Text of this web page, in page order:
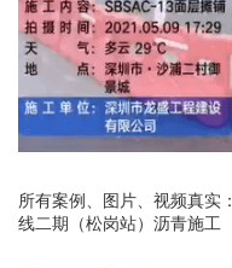
所有案例、图片、视频真实：
线二期（松岗站）沥青施工